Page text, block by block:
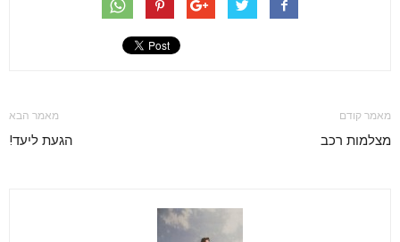
מאמר קודם
מצלמות רכב
מאמר הבא
הגעת ליעד!